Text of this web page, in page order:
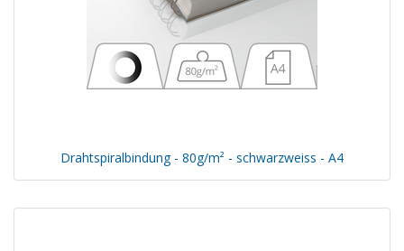
Drahtspiralbindung - 80g/m² - schwarzweiss - A4